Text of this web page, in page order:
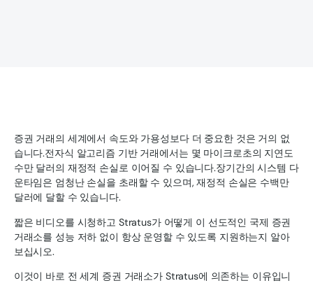
증권 거래의 세계에서 속도와 가용성보다 더 중요한 것은 거의 없
습니다.전자식 알고리즘 기반 거래에서는 몇 마이크로초의 지연도
수만 달러의 재정적 손실로 이어질 수 있습니다.장기간의 시스템 다
운타임은 엄청난 손실을 초래할 수 있으며, 재정적 손실은 수백만
달러에 달할 수 있습니다.
짧은 비디오를 시청하고 Stratus가 어떻게 이 선도적인 국제 증권
거래소를 성능 저하 없이 항상 운영할 수 있도록 지원하는지 알아
보십시오.
이것이 바로 전 세계 증권 거래소가 Stratus에 의존하는 이유입니